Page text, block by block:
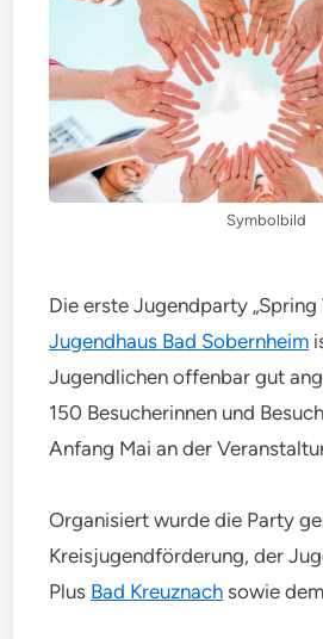
Symbolbild
Die erste Jugendparty „Spring
Jugendhaus Bad Sobernheim
Jugendlichen offenbar gut
150 Besucherinnen und
Anfang Mai an der
Organisiert wurde die Party
Kreisjugendförderung, der
Plus Bad Kreuznach sowie